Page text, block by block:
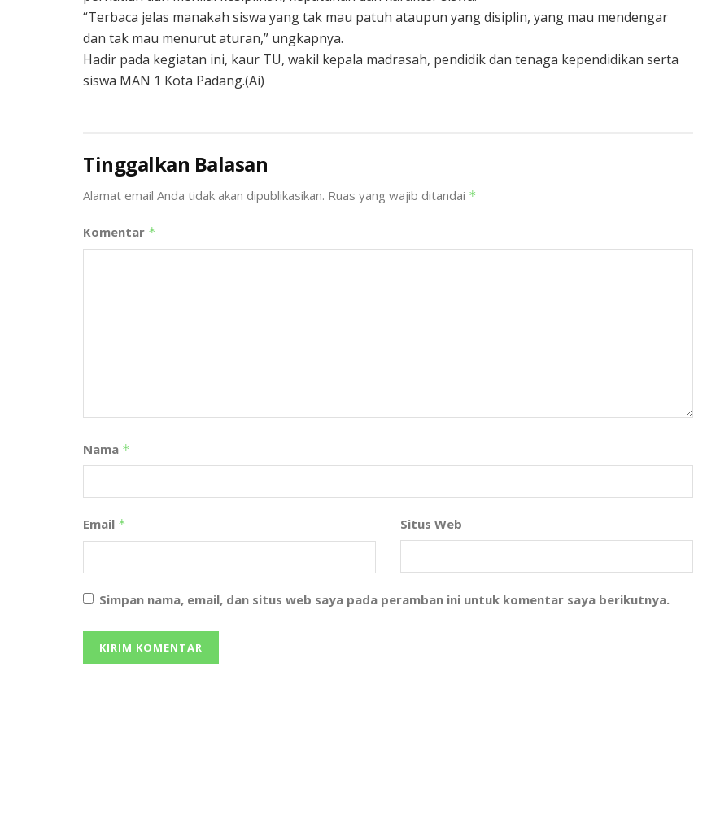
“Terbaca jelas manakah siswa yang tak mau patuh ataupun yang disiplin, yang mau mendengar
dan tak mau menurut aturan,” ungkapnya.
Hadir pada kegiatan ini, kaur TU, wakil kepala madrasah, pendidik dan tenaga kependidikan serta
siswa MAN 1 Kota Padang.(Ai)
Tinggalkan Balasan
Alamat email Anda tidak akan dipublikasikan. Ruas yang wajib ditandai *
Komentar *
Nama *
Email * Situs Web
Simpan nama, email, dan situs web saya pada peramban ini untuk komentar saya berikutnya.